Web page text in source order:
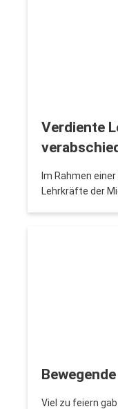
Verdiente
Im Rahmen
Lehrkräfte der
Viel zu feiern